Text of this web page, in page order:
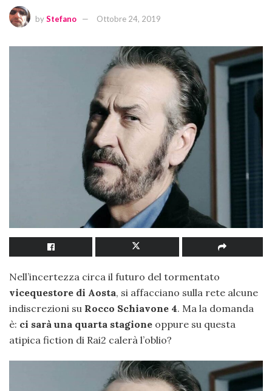
byStefano Ottobre 24, 2019
Nell’incertezza circa il futuro del tormentato
vicequestore di Aosta, si affacciano sulla rete alcune
indiscrezioni su Rocco Schiavone 4. Ma la domanda
è: ci sarà una quarta stagione oppure su questa
atipica fiction di Rai2 calerà l’oblio?